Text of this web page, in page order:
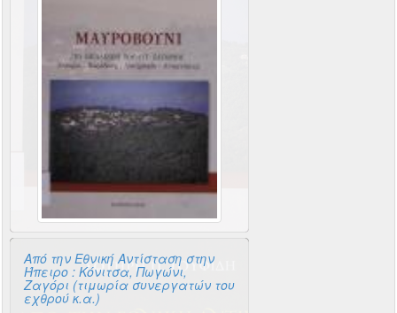
Από την Εθνική Αντίσταση στην
Ήπειρο : Κόνιτσα, Πωγώνι,
Ζαγόρι (τιμωρία συνεργατών του
εχθρού κ.α.)